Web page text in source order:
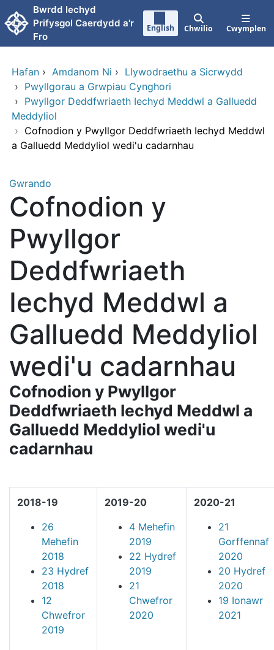
Neidio i'r prif gynnwy
Bwrdd Iechyd
Prifysgol Caerdydd a'r
Fro
English Chwilio Cwymplen
Hafan › Amdanom Ni › Llywodraethu a Sicrwydd
› Pwyllgorau a Grwpiau Cynghori
› Pwyllgor Deddfwriaeth Iechyd Meddwl a Galluedd
Meddyliol
› Cofnodion y Pwyllgor Deddfwriaeth Iechyd Meddwl
a Galluedd Meddyliol wedi'u cadarnhau
Gwrando
Cofnodion y
Pwyllgor
Deddfwriaeth
Iechyd Meddwl a
Galluedd Meddyliol
wedi'u cadarnhau
Cofnodion y Pwyllgor
Deddfwriaeth Iechyd Meddwl a
Galluedd Meddyliol wedi'u
cadarnhau
2018-19
26
Mehefin
2018
23 Hydref
2018
12
Chwefror
2019
2019-20
4 Mehefin
2019
22 Hydref
2019
21
Chwefror
2020
2020-21
21
Gorffennaf
2020
20 Hydref
2020
19 Ionawr
2021